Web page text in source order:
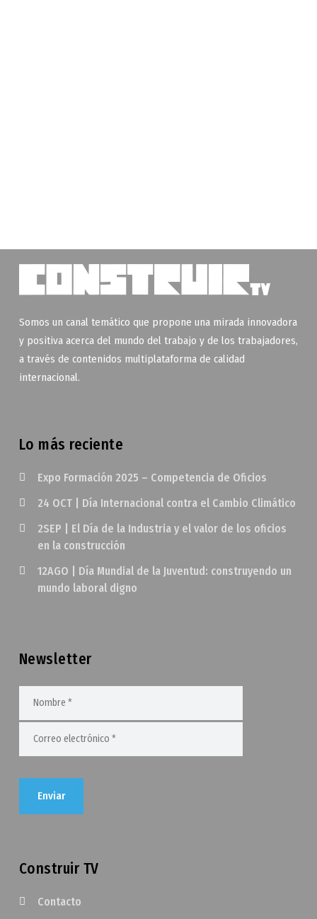
Somos un canal temático que propone una mirada innovadora
y positiva acerca del mundo del trabajo y de los trabajadores,
a través de contenidos multiplataforma de calidad
internacional.
Lo más reciente
Expo Formación 2025 – Competencia de Oficios
24 OCT | Día Internacional contra el Cambio Climático
2SEP | El Día de la Industria y el valor de los oficios
en la construcción
12AGO | Día Mundial de la Juventud: construyendo un
mundo laboral digno
Newsletter
Construir TV
Contacto